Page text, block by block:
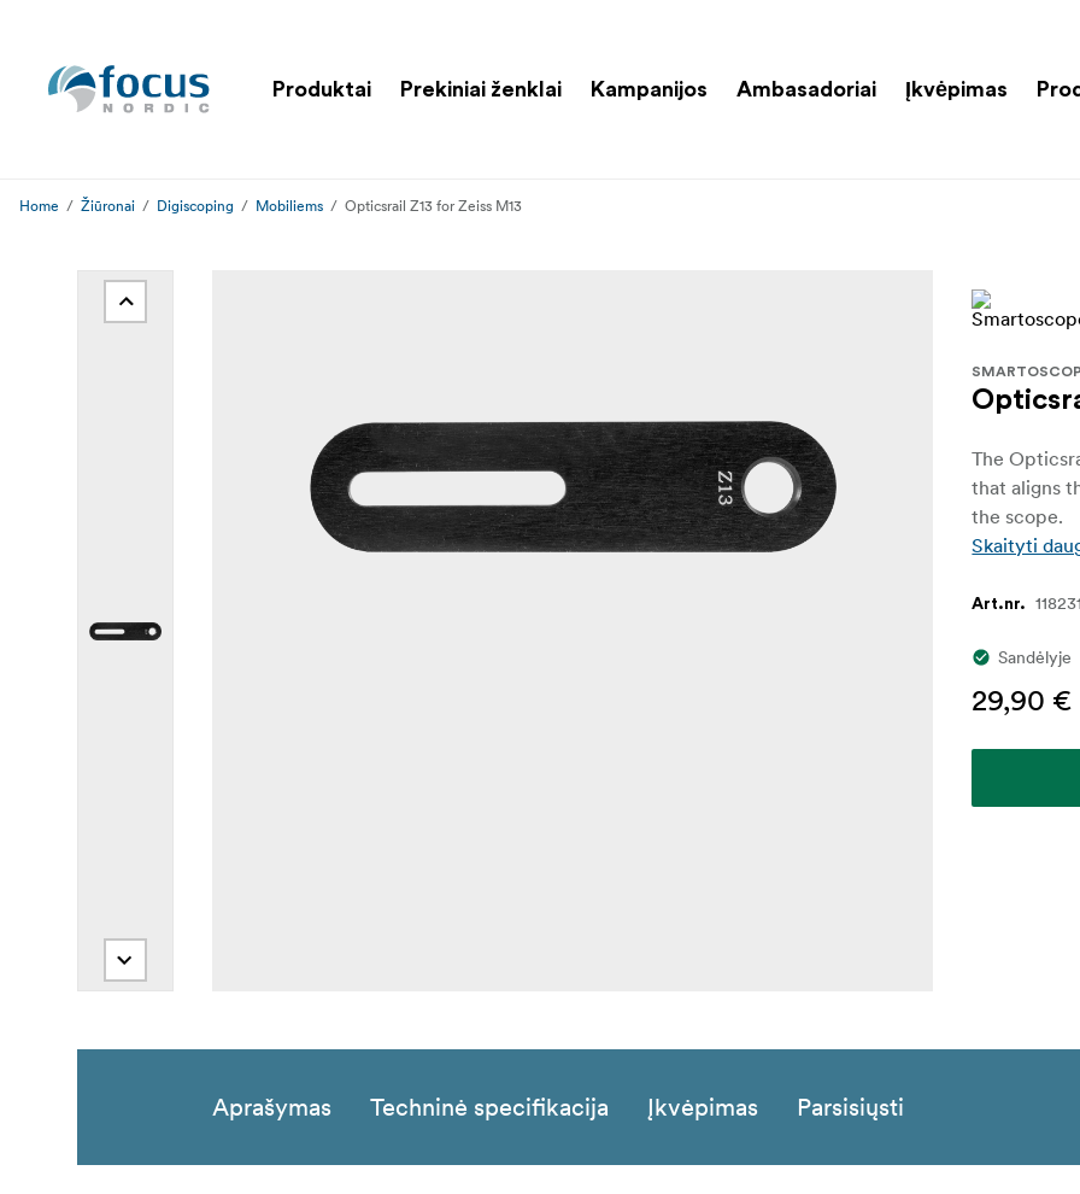
Produktai Prekiniai ženklai Kampanijos Ambasadoriai Įkvėpimas
Home Žiūronai Digiscoping Mobiliems Opticsrail Z13 for Zeiss M13
The
that aligns
the scope.
Skaityti
Art.nr.
Sandėlyje
29,90 €
Aprašymas Techninė specifikacija Įkvėpimas Parsisiųsti